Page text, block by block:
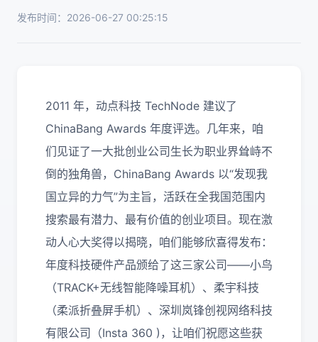
发布时间：2026-06-27 00:25:15
2011 年，动点科技 TechNode 建议了
ChinaBang Awards 年度评选。几年来，咱
们见证了一大批创业公司生长为职业界耸峙不
倒的独角兽，ChinaBang Awards 以“发现我
国立异的力气”为主旨，活跃在全我国范围内
搜索最有潜力、最有价值的创业项目。现在激
动人心大奖得以揭晓，咱们能够欣喜得发布：
年度科技硬件产品颁给了这三家公司——小鸟
（TRACK+无线智能降噪耳机）、柔宇科技
（柔派折叠屏手机）、深圳岚锋创视网络科技
有限公司（Insta 360 )，让咱们祝愿这些获